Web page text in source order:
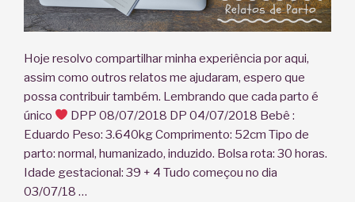
Hoje resolvo compartilhar minha experiência por aqui,
assim como outros relatos me ajudaram, espero que
possa contribuir também. Lembrando que cada parto é
único
DPP 08/07/2018 DP 04/07/2018 Bebê :
Eduardo Peso: 3.640kg Comprimento: 52cm Tipo de
parto: normal, humanizado, induzido. Bolsa rota: 30 horas.
Idade gestacional: 39 + 4 Tudo começou no dia
03/07/18 …